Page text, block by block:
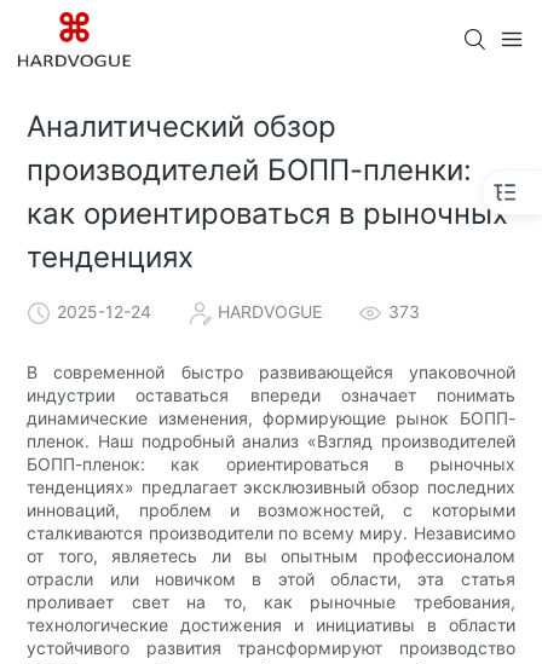
Аналитический обзор
производителей БОПП-пленки:
как ориентироваться в рыночных
тенденциях
2025-12-24 HARDVOGUE 373
В современной быстро развивающейся упаковочной
индустрии оставаться впереди означает понимать
динамические изменения, формирующие рынок БОПП-
пленок. Наш подробный анализ «Взгляд производителей
БОПП-пленок: как ориентироваться в рыночных
тенденциях» предлагает эксклюзивный обзор последних
инноваций, проблем и возможностей, с которыми
сталкиваются производители по всему миру. Независимо
от того, являетесь ли вы опытным профессионалом
отрасли или новичком в этой области, эта статья
проливает свет на то, как рыночные требования,
технологические достижения и инициативы в области
устойчивого развития трансформируют производство